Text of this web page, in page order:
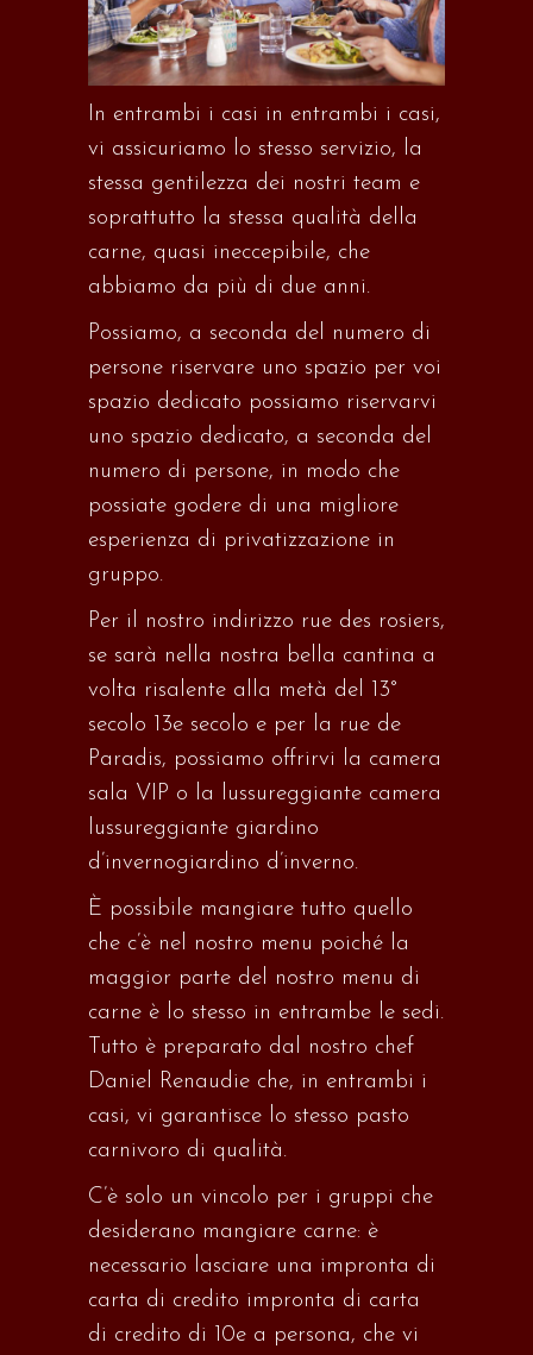
In entrambi i casi in entrambi i casi,
vi assicuriamo lo stesso servizio, la
stessa gentilezza dei nostri team e
soprattutto la stessa qualità della
carne, quasi ineccepibile, che
abbiamo da più di due anni.
Possiamo, a seconda del numero di
persone riservare uno spazio per voi
spazio dedicato possiamo riservarvi
uno spazio dedicato, a seconda del
numero di persone, in modo che
possiate godere di una migliore
esperienza di privatizzazione in
gruppo.
Per il nostro indirizzo rue des rosiers,
se sarà nella nostra bella cantina a
volta risalente alla metà del 13°
secolo 13e secolo e per la rue de
Paradis, possiamo offrirvi la camera
sala VIP o la lussureggiante camera
lussureggiante giardino
d’invernogiardino d’inverno.
È possibile mangiare tutto quello
che c’è nel nostro menu poiché la
maggior parte del nostro menu di
carne è lo stesso in entrambe le sedi.
Tutto è preparato dal nostro chef
Daniel Renaudie che, in entrambi i
casi, vi garantisce lo stesso pasto
carnivoro di qualità.
C’è solo un vincolo per i gruppi che
desiderano mangiare carne: è
necessario lasciare una impronta di
carta di credito impronta di carta
di credito di 10e a persona, che vi